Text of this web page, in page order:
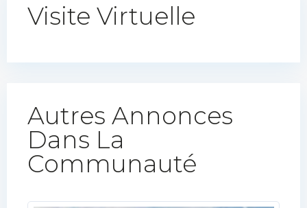
Visite Virtuelle
Autres Annonces
Dans La
Communauté​